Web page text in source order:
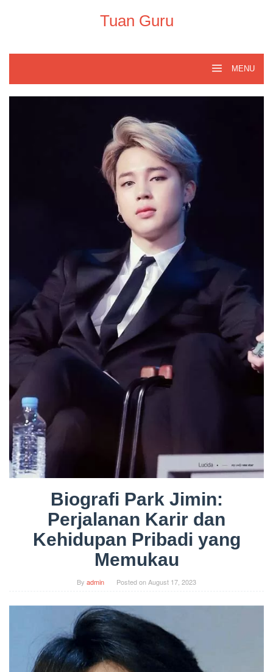
Tuan Guru
MENU
Biografi Park Jimin:
Perjalanan Karir dan
Kehidupan Pribadi yang
Memukau
By admin Posted onAugust 17, 2023